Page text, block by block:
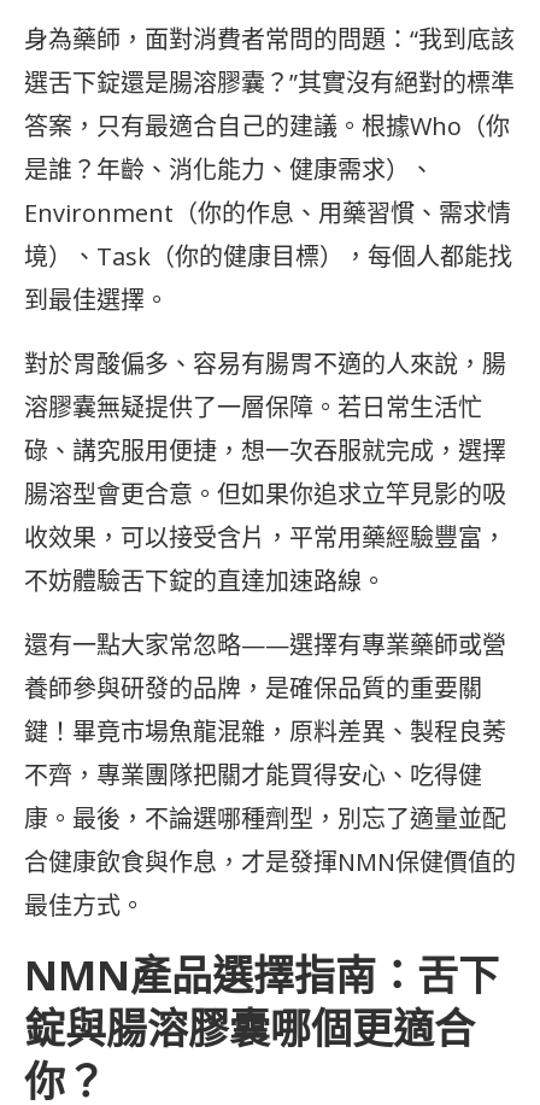
身為藥師，面對消費者常問的問題：“我到底該
選舌下錠還是腸溶膠囊？”其實沒有絕對的標準
答案，只有最適合自己的建議。根據Who（你
是誰？年齡、消化能力、健康需求）、
Environment（你的作息、用藥習慣、需求情
境）、Task（你的健康目標），每個人都能找
到最佳選擇。
對於胃酸偏多、容易有腸胃不適的人來說，腸
溶膠囊無疑提供了一層保障。若日常生活忙
碌、講究服用便捷，想一次吞服就完成，選擇
腸溶型會更合意。但如果你追求立竿見影的吸
收效果，可以接受含片，平常用藥經驗豐富，
不妨體驗舌下錠的直達加速路線。
還有一點大家常忽略——選擇有專業藥師或營
養師參與研發的品牌，是確保品質的重要關
鍵！畢竟市場魚龍混雜，原料差異、製程良莠
不齊，專業團隊把關才能買得安心、吃得健
康。最後，不論選哪種劑型，別忘了適量並配
合健康飲食與作息，才是發揮NMN保健價值的
最佳方式。
NMN產品選擇指南：舌下
錠與腸溶膠囊哪個更適合
你？